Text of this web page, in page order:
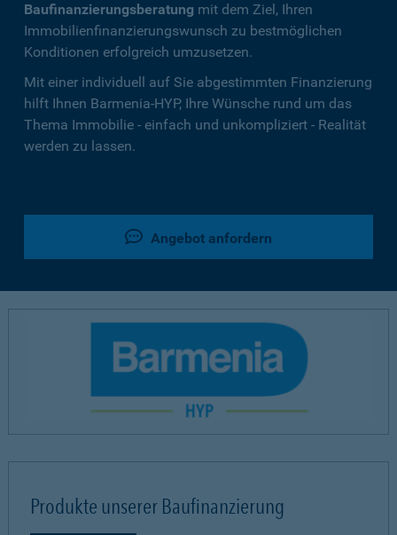
Baufinanzierungsberatung mit dem Ziel, Ihren
Immobilienfinanzierungswunsch zu bestmöglichen
Konditionen erfolgreich umzusetzen.
Mit einer individuell auf Sie abgestimmten Finanzierung
hilft Ihnen Barmenia-HYP, Ihre Wünsche rund um das
Thema Immobilie - einfach und unkompliziert - Realität
werden zu lassen.
Angebot anfordern
Produkte unserer Baufinanzierung